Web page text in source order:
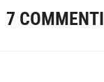
7 COMMENTI